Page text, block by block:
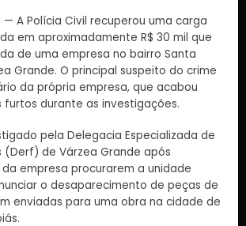
— A Polícia Civil recuperou uma carga
em aproximadamente R$ 30 mil que
de uma empresa no bairro Santa
Grande. O principal suspeito do crime
da própria empresa, que acabou
furtos durante as investigações.
pela Delegacia Especializada de
(Derf) de Várzea Grande após
empresa procurarem a unidade
o desaparecimento de peças de
enviadas para uma obra na cidade de